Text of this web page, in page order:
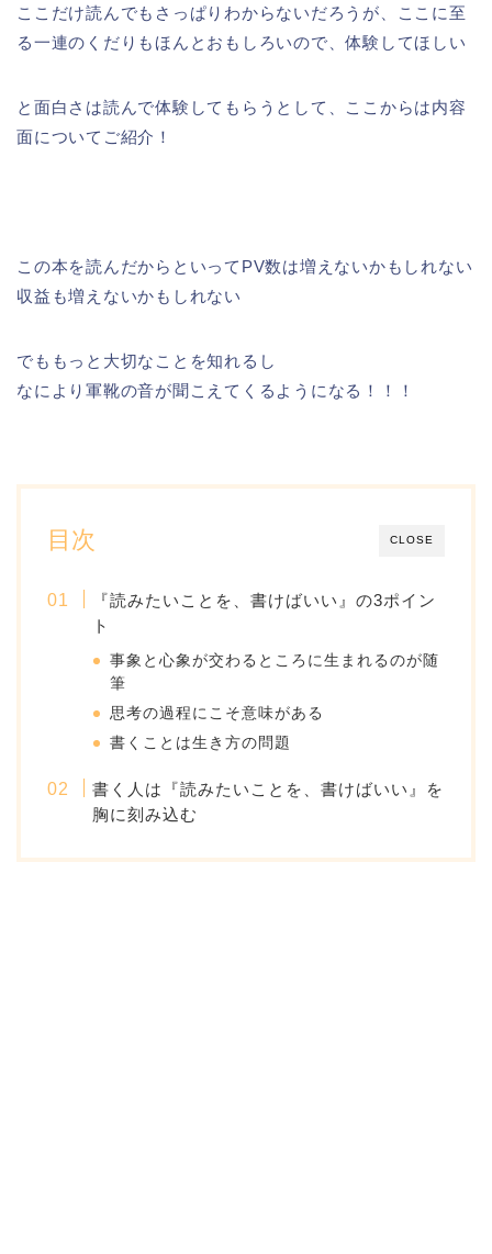
ここだけ読んでもさっぱりわからないだろうが、ここに至
る一連のくだりもほんとおもしろいので、体験してほしい
と面白さは読んで体験してもらうとして、ここからは内容
面についてご紹介！
この本を読んだからといってPV数は増えないかもしれない
収益も増えないかもしれない
でももっと大切なことを知れるし
なにより軍靴の音が聞こえてくるようになる！！！
CLOSE
目次
『読みたいことを、書けばいい』の3ポイン
ト
事象と心象が交わるところに生まれるのが随
筆
思考の過程にこそ意味がある
書くことは生き方の問題
書く人は『読みたいことを、書けばいい』を
胸に刻み込む